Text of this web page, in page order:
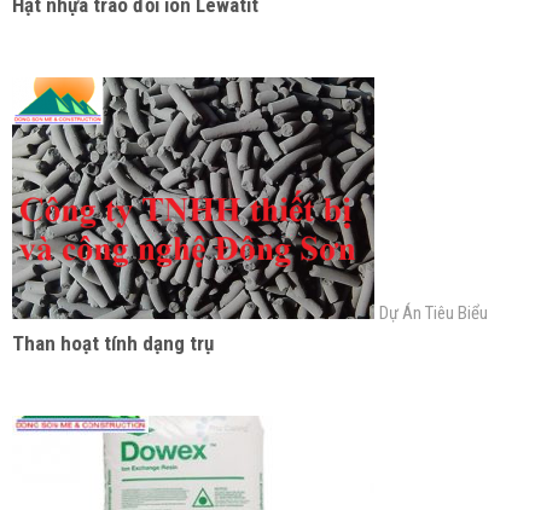
Hạt nhựa trao đổi ion Lewatit
Dự Án Tiêu Biểu
Than hoạt tính dạng trụ